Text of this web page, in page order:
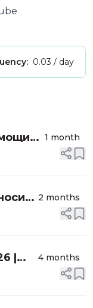
0.03 / day
1 month
2 months
|
4 months